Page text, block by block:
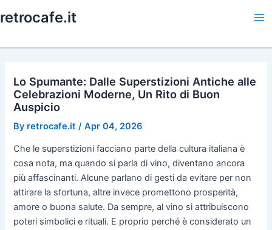
to
retrocafe.it
Lo Spumante: Dalle Superstizioni Antiche alle
Celebrazioni Moderne, Un Rito di Buon
Auspicio
By retrocafe.it /Apr 04, 2026
Che le superstizioni facciano parte della cultura italiana è
cosa nota, ma quando si parla di vino, diventano ancora
più affascinanti. Alcune parlano di gesti da evitare per non
attirare la sfortuna, altre invece promettono prosperità,
amore o buona salute. Da sempre, al vino si attribuiscono
poteri simbolici e rituali. E proprio perché è considerato un